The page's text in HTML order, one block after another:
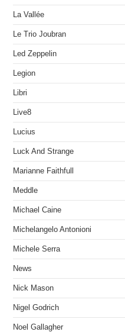
La Vallée
Le Trio Joubran
Led Zeppelin
Legion
Libri
Live8
Lucius
Luck And Strange
Marianne Faithfull
Meddle
Michael Caine
Michelangelo Antonioni
Michele Serra
News
Nick Mason
Nigel Godrich
Noel Gallagher